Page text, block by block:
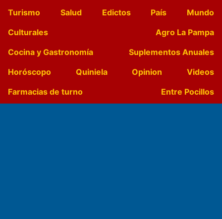
Turismo
Salud Edictos País
Mundo
Culturales
Agro La Pampa
Cocina y Gastronomía
Suplementos Anuales
Horóscopo
Quiniela Opinion
Videos
Farmacias de turno
Entre Pocillos